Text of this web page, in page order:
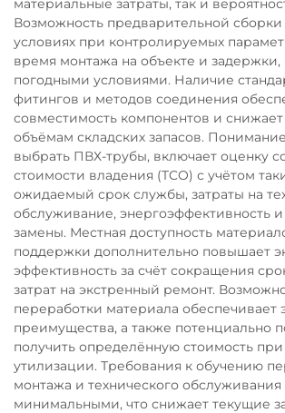
материальные затраты, так и
Возможность предварительной
условиях при контролируемых
время монтажа на объекте и
погодными условиями. Наличие
фитингов и методов соединения
совместимость компонентов и
объёмам складских запасов. Понимание
выбрать ПВХ-трубы, включает оценку
стоимости владения (TCO) с учётом
ожидаемый срок службы, затраты на
обслуживание, энергоэффективность
замены. Местная доступность
поддержки дополнительно повышает
эффективность за счёт сокращения
затрат на экстренный ремонт.
переработки материала обеспечивает
преимущества, а также потенциально
получить определённую стоимость при
утилизации. Требования к обучению
монтажа и технического обслуживания
минимальными, что снижает текущие